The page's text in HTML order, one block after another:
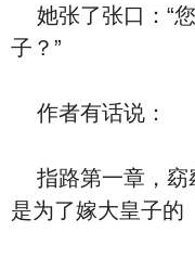
她张了张口：“
子？”
作者有话说：
指路第一章，窈
是为了嫁大皇子的